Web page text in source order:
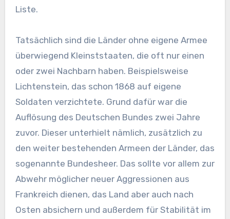
Liste.
Tatsächlich sind die Länder ohne eigene Armee
überwiegend Kleinststaaten, die oft nur einen
oder zwei Nachbarn haben. Beispielsweise
Lichtenstein, das schon 1868 auf eigene
Soldaten verzichtete. Grund dafür war die
Auflösung des Deutschen Bundes zwei Jahre
zuvor. Dieser unterhielt nämlich, zusätzlich zu
den weiter bestehenden Armeen der Länder, das
sogenannte Bundesheer. Das sollte vor allem zur
Abwehr möglicher neuer Aggressionen aus
Frankreich dienen, das Land aber auch nach
Osten absichern und außerdem für Stabilität im